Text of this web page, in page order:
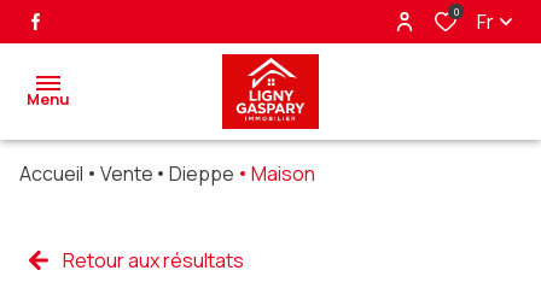
0 Fr
Menu
ventes
Accueil Vente Dieppe Maison
Retour aux résultats